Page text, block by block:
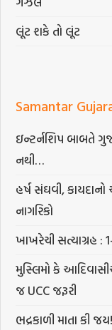
લૂંટ શકે તો લૂંટ
Samantar
ઇન્ટર્નશિપ બાબતે
નથી…
હર્ષ સંઘવી,
નાગરિકો
ખાખરેચી સત્યાગ્રહ :
મુસ્લિમો કે
જ UCC જરૂરી
ભદ્રકાળી માતા કી જય!